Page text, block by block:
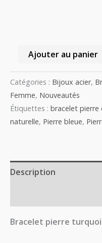
Ajouter au panier
Catégories : Bijoux acier,
Femme, Nouveautés
Étiquettes : bracelet pierre
naturelle, Pierre bleue,
Description
Bracelet pierre